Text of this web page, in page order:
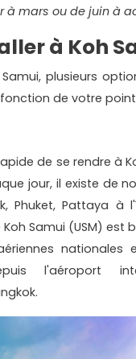
à mars ou de juin à
à Koh
plusieurs
de votre
de se rendre à
jour, il existe de
Phuket, Pattaya à
Samui (USM) est
nationales
l'aéroport